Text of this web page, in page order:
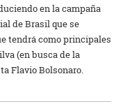
en la campaña
de Brasil que se
tendrá como principales
(en busca de la
Flavio Bolsonaro.